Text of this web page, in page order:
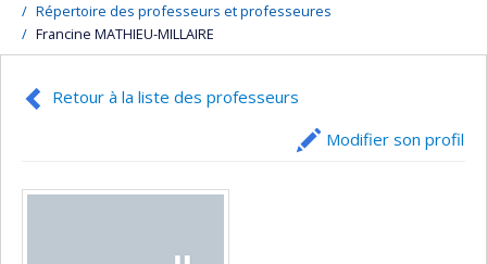
Répertoire des professeurs et professeures
Francine MATHIEU-MILLAIRE
Retour à la liste des professeurs
Modifier son profil